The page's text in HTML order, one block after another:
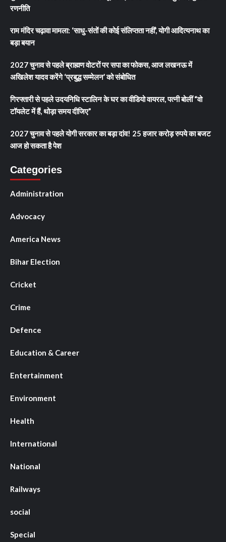
रणनीति
राम मंदिर चढ़ावा मामला: ‘साधु-संतों की कोई संलिप्तता नहीं’, योगी आदित्यनाथ का
बड़ा बयान
2027 चुनाव से पहले ब्राह्मण वोटरों पर सपा का फोकस, आज लखनऊ में
अखिलेश यादव करेंगे ‘प्रबुद्ध सम्मेलन’ को संबोधित
गिरफ्तारी से पहले उदयनिधि स्टालिन के घर का वीडियो वायरल, पत्नी बोलीं “वो
टॉयलेट में हैं, थोड़ा समय दीजिए”
2027 चुनाव से पहले योगी सरकार का बड़ा दांव! 25 हजार करोड़ रुपये का बजट
आज हो सकता है पेश
Categories
Administration
Advocacy
America News
Bihar Election
Cricket
Crime
Defence
Education & Career
Entertainment
Environment
Health
International
National
Railways
social
Special